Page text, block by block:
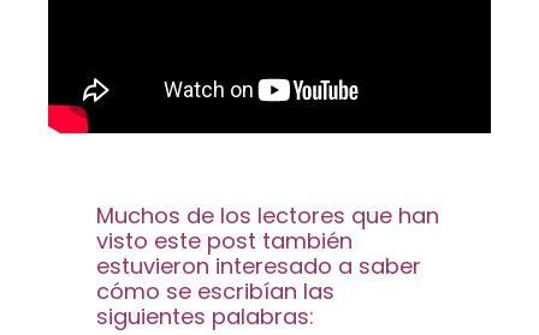
Muchos de los lectores que han
visto este post también
estuvieron interesado a saber
cómo se escribían las
siguientes palabras: